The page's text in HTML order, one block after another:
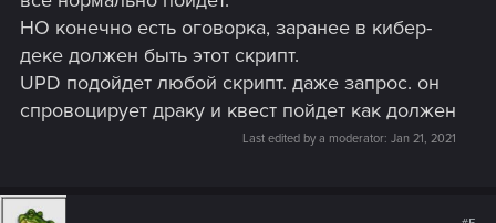
НО конечно есть оговорка, заранее в кибер-
деке должен быть этот скрипт.
UPD подойдет любой скрипт. даже запрос. он
спровоцирует драку и квест пойдет как должен
Last edited by a moderator: Jan 21, 2021